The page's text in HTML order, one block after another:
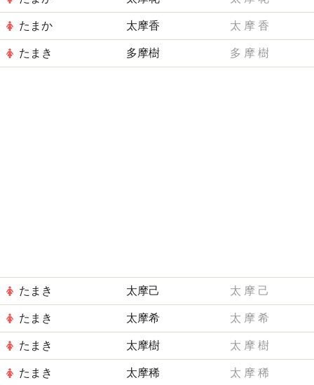
たまか 太摩香 太 摩 香
たまき 多摩樹 多 摩 樹
たまき 太摩己 太 摩 己
たまき 太摩希 太 摩 希
たまき 太摩樹 太 摩 樹
たまき 太摩稀 太 摩 稀